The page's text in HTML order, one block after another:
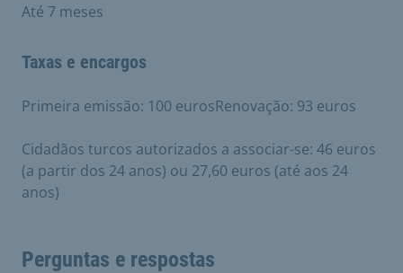
Até 7 meses
Taxas e encargos
Primeira emissão: 100 eurosRenovação: 93 euros
Cidadãos turcos autorizados a associar-se: 46 euros
(a partir dos 24 anos) ou 27,60 euros (até aos 24
anos)
Perguntas e respostas